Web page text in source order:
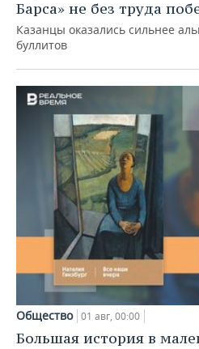
Барса» не без труда
Казанцы оказались сильнее
буллитов
Общество 01 авг, 00:00
Большая история в